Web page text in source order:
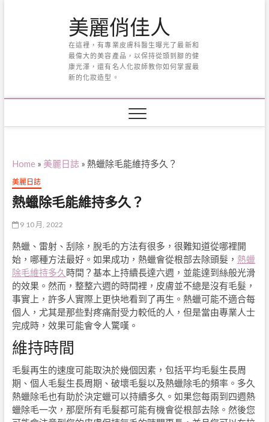
美麗俏佳人
在這裡，有專業皮膚科醫生曝光了最新和
最偉大的美容產品，以保持從頭到腳的健
康光澤，還有名人化妝師教你如何掌握最
新的化妝造型。
Home » 美麗日誌 » 熱蠟除毛能維持多久？
美麗日誌
熱蠟除毛能維持多久？
9 10 月, 2022
熱蠟、雷射、刮除，脫毛的方法有很多，很難知道從哪裡開
始，哪種方法最好。如果成功，熱蠟會從根部去除頭髮， 熱蠟
除毛維持多久 時間？基本上持續長達六週，並能達到絲般光滑
的效果。然而，整整六週的時間裡，皮膚並不總是沒有毛髮，
事實上，許多人實際上更快地看到了再生。熱蠟可能不適合每
個人，尤其是那些對疼痛耐受力較低的人，但是當由專業人士
完成時，效果可能會令人驚嘆。
維持時間
毛髮再生的速度可能取決於幾個因素，包括平均毛髮生長周
期、個人毛髮生長周期、破壞毛髮以及熱蠟除毛的頻率。多久
熱蠟除毛也有助於決定蠟可以持續多久。如果您每兩到四週熱
蠟除毛一次，那麼所有毛髮都可能有機會從根部去除。然後您